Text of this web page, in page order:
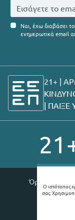
Ο ιστότοπος
σας.
Ναι, έχω διαβάσει
ενημερωτικά email
21+ |
| ΠΑΙΞΕ
Όροι χρήσης |